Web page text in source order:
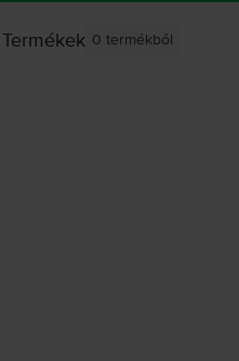
Termékek 0 termékből